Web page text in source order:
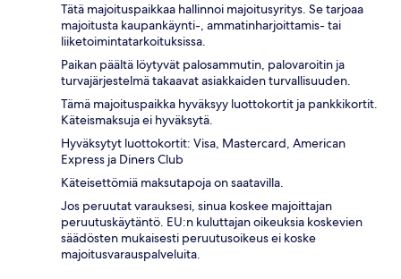
Tätä majoituspaikkaa hallinnoi majoitusyritys. Se tarjoaa
majoitusta kaupankäynti-, ammatinharjoittamis- tai
liiketoimintatarkoituksissa.
Paikan päältä löytyvät palosammutin, palovaroitin ja
turvajärjestelmä takaavat asiakkaiden turvallisuuden.
Tämä majoituspaikka hyväksyy luottokortit ja pankkikortit.
Käteismaksuja ei hyväksytä.
Hyväksytyt luottokortit: Visa, Mastercard, American
Express ja Diners Club
Käteisettömiä maksutapoja on saatavilla.
Jos peruutat varauksesi, sinua koskee majoittajan
peruutuskäytäntö. EU:n kuluttajan oikeuksia koskevien
säädösten mukaisesti peruutusoikeus ei koske
majoitusvarauspalveluita.